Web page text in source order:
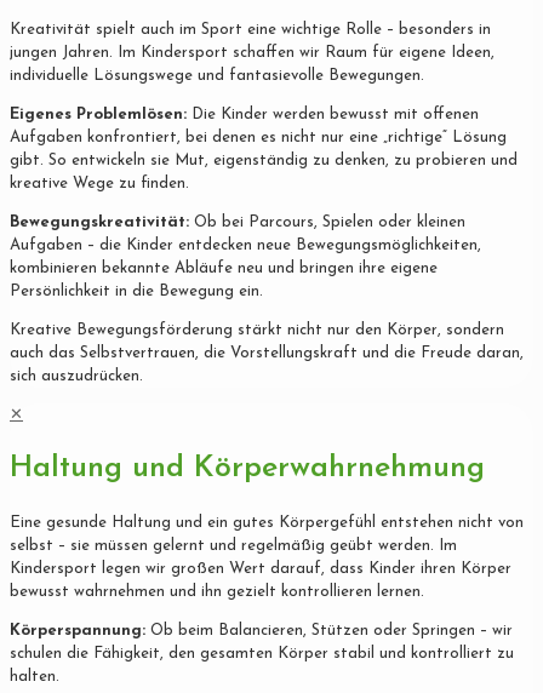
Kreativität spielt auch im Sport eine wichtige Rolle – besonders in
jungen Jahren. Im Kindersport schaffen wir Raum für eigene Ideen,
individuelle Lösungswege und fantasievolle Bewegungen.
Eigenes Problemlösen: Die Kinder werden bewusst mit offenen
Aufgaben konfrontiert, bei denen es nicht nur eine „richtige“ Lösung
gibt. So entwickeln sie Mut, eigenständig zu denken, zu probieren und
kreative Wege zu finden.
Bewegungskreativität: Ob bei Parcours, Spielen oder kleinen
Aufgaben – die Kinder entdecken neue Bewegungsmöglichkeiten,
kombinieren bekannte Abläufe neu und bringen ihre eigene
Persönlichkeit in die Bewegung ein.
Kreative Bewegungsförderung stärkt nicht nur den Körper, sondern
auch das Selbstvertrauen, die Vorstellungskraft und die Freude daran,
sich auszudrücken.
✕
Haltung und Körperwahrnehmung
Eine gesunde Haltung und ein gutes Körpergefühl entstehen nicht von
selbst – sie müssen gelernt und regelmäßig geübt werden. Im
Kindersport legen wir großen Wert darauf, dass Kinder ihren Körper
bewusst wahrnehmen und ihn gezielt kontrollieren lernen.
Körperspannung: Ob beim Balancieren, Stützen oder Springen – wir
schulen die Fähigkeit, den gesamten Körper stabil und kontrolliert zu
halten.